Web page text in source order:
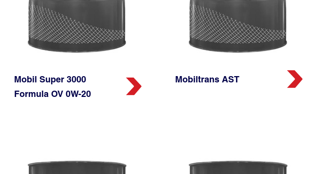
Mobil Super 3000
Formula OV 0W-20
Mobiltrans AST